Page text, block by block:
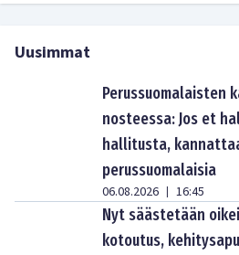
Uusimmat
Perussuomalaisten
nosteessa: Jos et
hallitusta,
perussuomalaisia
06.08.2026 | 16:45
Nyt säästetään
kotoutus,